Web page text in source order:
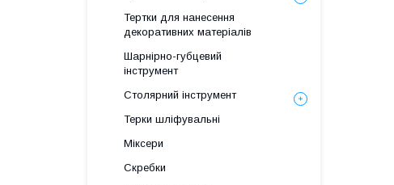
Тертки для нанесення
декоративних матеріалів
Шарнірно-губцевий
інструмент
Столярний інструмент
Терки шліфувальні
Міксери
Скребки